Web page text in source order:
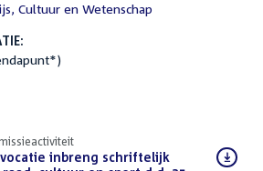
Cultuur en Wetenschap
inbreng schriftelijk